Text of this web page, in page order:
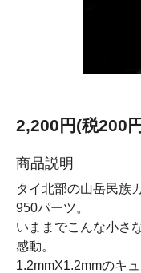
2,200円(税200
商品説明
タイ北部の山岳民族
950パーツ。
いままでこんな小さ
感動。
1.2mmX1.2mmのキ